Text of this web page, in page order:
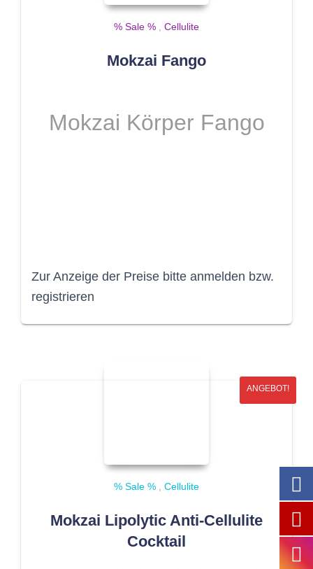
% Sale % Cellulite
Mokzai Fango
Mokzai Körper Fango
Zur Anzeige der Preise bitte anmelden bzw.
registrieren
ANGEBOT!
% Sale % Cellulite
Mokzai Lipolytic Anti-Cellulite
Cocktail